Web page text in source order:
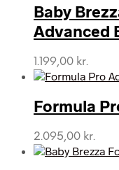
Baby
Advanced
1.199,00 kr.
Formula
2.095,00 kr.